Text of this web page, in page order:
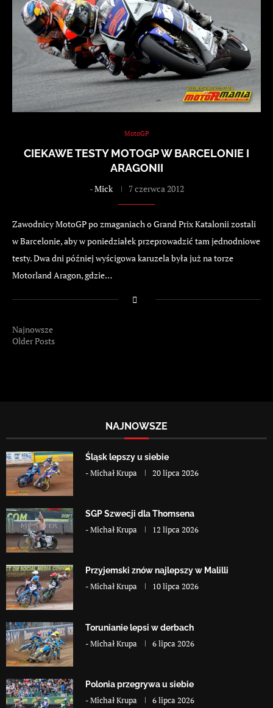
MotoGP
CIEKAWE TESTY MOTOGP W BARCELONIE I
ARAGONII
-Mick 7 czerwca 2012
Zawodnicy MotoGP po zmaganiach o Grand Prix Katalonii zostali
w Barcelonie, aby w poniedziałek przeprowadzić tam jednodniowe
testy. Dwa dni później wyścigowa karuzela była już na torze
Motorland Aragon, gdzie…
Najnowsze
Older Posts
NAJNOWSZE
Śląsk lepszy u siebie
-Michał Krupa 20 lipca 2026
SGP Szwecji dla Thomsena
-Michał Krupa 12 lipca 2026
Przyjemski znów najlepszy w Malilli
-Michał Krupa 10 lipca 2026
Torunianie lepsi w derbach
-Michał Krupa 6 lipca 2026
Polonia przegrywa u siebie
-Michał Krupa 6 lipca 2026